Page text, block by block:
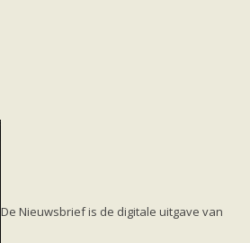
De Nieuwsbrief is de digitale uitgave van